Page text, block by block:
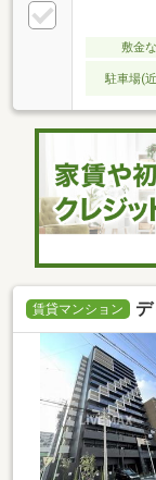
敷金
駐車場(
賃貸マンション